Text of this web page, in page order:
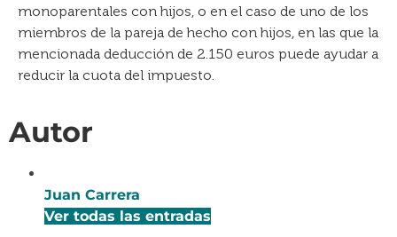
monoparentales con hijos, o en el caso de uno de los
miembros de la pareja de hecho con hijos, en las que la
mencionada deducción de 2.150 euros puede ayudar a
reducir la cuota del impuesto.
Autor
Juan Carrera
Ver todas las entradas